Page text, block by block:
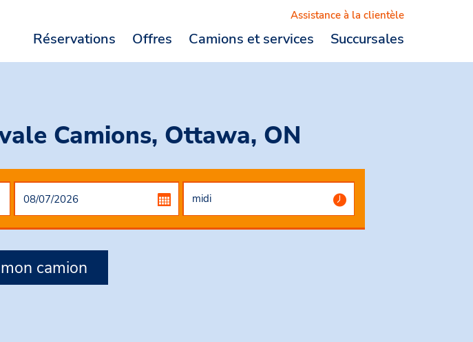
Réservations Offres Camions et services Succursales
Assistance à la clientèle
Camions, Ottawa, ON
camion